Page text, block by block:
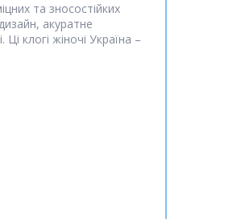
та зносостійких
акуратне
клогі жіночі Україна –